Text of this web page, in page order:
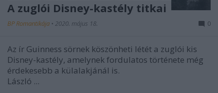
A zuglói Disney-kastély titkai
BP Romantikája • 2020. május 18. 0
Az ír Guinness sörnek köszönheti létét a zuglói kis
Disney-kastély, amelynek fordulatos története még
érdekesebb a külalakjánál is.
László ...